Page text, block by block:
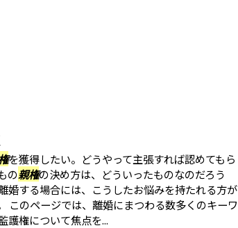
を獲得したい。どうやって主張すれば認めてもら
の親権の決め方は、どういったものなのだろう
婚する場合には、こうしたお悩みを持たれる方が
このページでは、離婚にまつわる数多くのキーワ
護権について焦点を...